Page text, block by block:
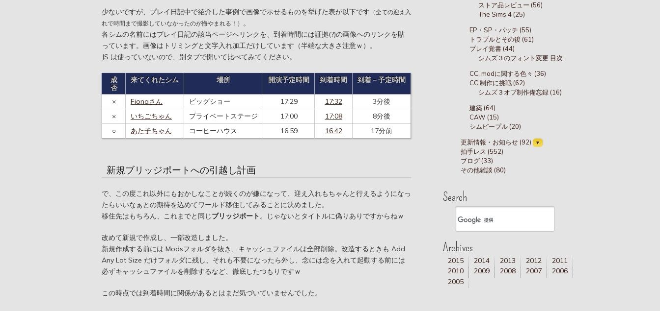
少ないですが、プレイ日記中で紹介した事例で画像で示せるものを挙げた表が以下です （全ての迎え入
れで時間まで撮影していなかったのが悔やまれる！） 。
各シムの名前にはプレイ日記の該当ページへリンクを、到着時間には証拠(?)の画像へのリンクを貼
っています。画像はトリミングと文字入れ加工だけしています（半端な大きさ注意ｗ）。
JS は使っていないので、別タブで開いて比べてみてください。
成
否
来てくれたシム 場所 開演予定時間 到着時間 到着－予定時間
× Fionaさん ビッグショー 17:29 17:32
3分後
×
いちごちゃん プライベートステージ 17:00 17:08
8分後
○
あた子ちゃん コーヒーハウス 16:59 16:42 17分前
新規ブリッジポートへの引越し計画
で、この度これ以外にもおかしなことが続くのが嫌になって、迎え入れもちゃんと行えるようになっ
たらいいなぁとの期待を込めてワールド移住してみることに決めました。
移住先はもちろん、これまでと同じブリッジポート 。じゃないとタイトルに偽りありですからねｗ
改めて新規で作成し、一部改造しました。
新規作成する前には Modsフォルダを抜き、キャッシュファイルは全部削除。改造するときも Add
Any Lot Size だけフォルダに残し、それも不要になったら外し、念には念を入れて起動する前には
必ずキャッシュファイルを削除するなど、徹底したつもりですｗ
この時点では到着時間に関係があるとはまだ気づいていませんでした。
ストア品レビュー (56)
The Sims 4 (25)
EP・SP・パッチ (55)
トラブルとその後 (61)
プレイ覚書 (44)
シムズ３のフォント変更 目次
CC, modに関する色々 (36)
CC 制作に挑戦 (62)
シムズ３オブ制作備忘録 (16)
建築 (64)
CAW (15)
シムピープル (20)
更新情報・お知らせ (92)
拍手レス (552)
ブログ (33)
その他雑談 (80)
Search
Archives
2015 2014 2013 2012
2011
2010
2009 2008 2007
2006
2005